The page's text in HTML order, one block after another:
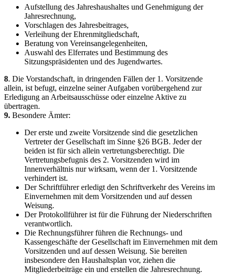
Aufstellung des Jahreshaushaltes und Genehmigung der
Jahresrechnung,
Vorschlagen des Jahresbeitrages,
Verleihung der Ehrenmitgliedschaft,
Beratung von Vereinsangelegenheiten,
Auswahl des Elferrates und Bestimmung des
Sitzungspräsidenten und des Jugendwartes.
8. Die Vorstandschaft, in dringenden Fällen der 1. Vorsitzende
allein, ist befugt, einzelne seiner Aufgaben vorübergehend zur
Erledigung an Arbeitsausschüsse oder einzelne Aktive zu
übertragen.
9. Besondere Ämter:
Der erste und zweite Vorsitzende sind die gesetzlichen
Vertreter der Gesellschaft im Sinne §26 BGB. Jeder der
beiden ist für sich allein vertretungsberechtigt. Die
Vertretungsbefugnis des 2. Vorsitzenden wird im
Innenverhältnis nur wirksam, wenn der 1. Vorsitzende
verhindert ist.
Der Schriftführer erledigt den Schriftverkehr des Vereins im
Einvernehmen mit dem Vorsitzenden und auf dessen
Weisung.
Der Protokollführer ist für die Führung der Niederschriften
verantwortlich.
Die Rechnungsführer führen die Rechnungs- und
Kassengeschäfte der Gesellschaft im Einvernehmen mit dem
Vorsitzenden und auf dessen Weisung. Sie bereiten
insbesondere den Haushaltsplan vor, ziehen die
Mitgliederbeiträge ein und erstellen die Jahresrechnung.